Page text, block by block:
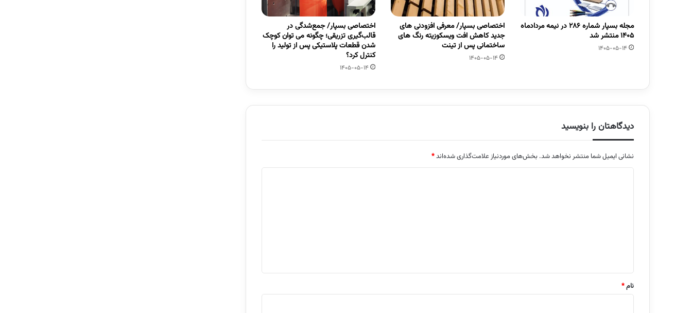
مجله بسپار شماره 286 در نیمه مردادماه
1405 منتشر شد
1405-05-14
اختصاصی بسپار/ معرفی افزودنی های
جدید کاهش افت ویسکوزیته رنگ های
ساختمانی پس از تینت
1405-05-14
اختصاصی بسپار/ جمع‌شدگی در
قالب‌گیری تزریقی؛ چگونه می توان کوچک
شدن قطعات پلاستیکی پس از تولید را
کنترل کرد؟
1405-05-14
دیدگاهتان را بنویسید
نشانی ایمیل شما منتشر نخواهد شد. بخش‌های موردنیاز علامت‌گذاری شده‌اند*
نام*